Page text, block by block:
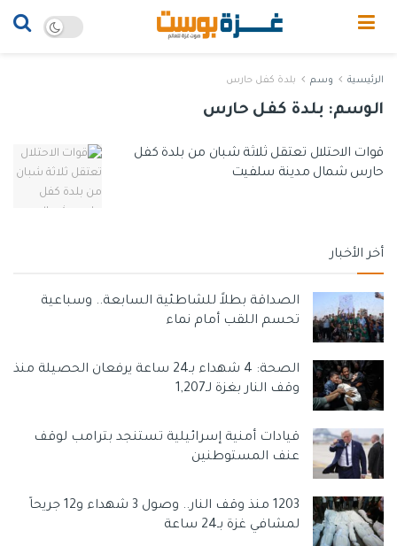
الرئيسية وسم بلدة كفل حارس
الوسم: بلدة كفل حارس
قوات الاحتلال تعتقل ثلاثة شبان من بلدة كفل
حارس شمال مدينة سلفيت
أخر الأخبار
الصداقة بطلاً للشاطئية السابعة.. وسباعية
تحسم اللقب أمام نماء
الصحة: 4 شهداء بـ24 ساعة يرفعان الحصيلة منذ
وقف النار بغزة لـ1,207
قيادات أمنية إسرائيلية تستنجد بترامب لوقف
عنف المستوطنين
1203 منذ وقف النار.. وصول 3 شهداء و12 جريحاً
لمشافي غزة بـ24 ساعة